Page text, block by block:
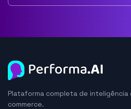
Plataforma completa de inteligência
commerce.